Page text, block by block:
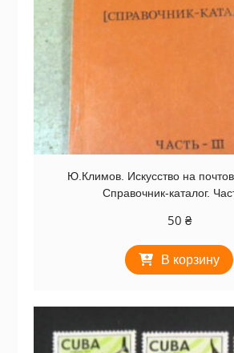
Ю.Климов. Искусство на
Справочник-каталог.
50 ₴
В корзину